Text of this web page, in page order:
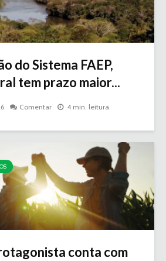
do Sistema FAEP,
tem prazo maior...
Comentar 4 min. leitura
conta com